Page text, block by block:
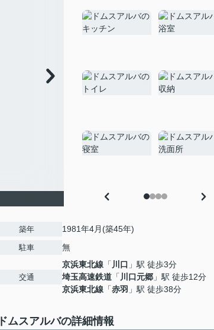
築年 1981年4月(築45年)
駐車 無
交通
京浜東北線 「川口 」駅 徒歩3分
埼玉高速鉄道 「川口元郷 」駅 徒歩12分
京浜東北線 「赤羽 」駅 徒歩38分
ドムスアルバの詳細情報